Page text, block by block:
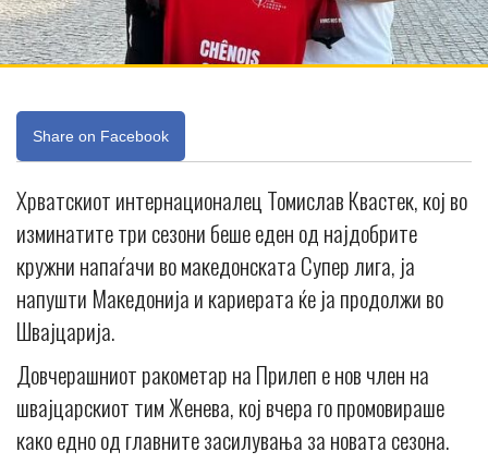
Share on Facebook
Хрватскиот интернационалец Томислав Квастек, кој во
изминатите три сезони беше еден од најдобрите
кружни напаѓачи во македонската Супер лига, ја
напушти Македонија и кариерата ќе ја продолжи во
Швајцарија.
Довчерашниот ракометар на Прилеп е нов член на
швајцарскиот тим Женева, кој вчера го промовираше
како едно од главните засилувања за новата сезона.